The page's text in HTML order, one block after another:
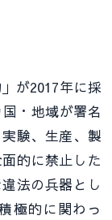
が2017年に採
・地域が署名
験、生産、製
的に禁止した
法の兵器とし
極的に関わっ